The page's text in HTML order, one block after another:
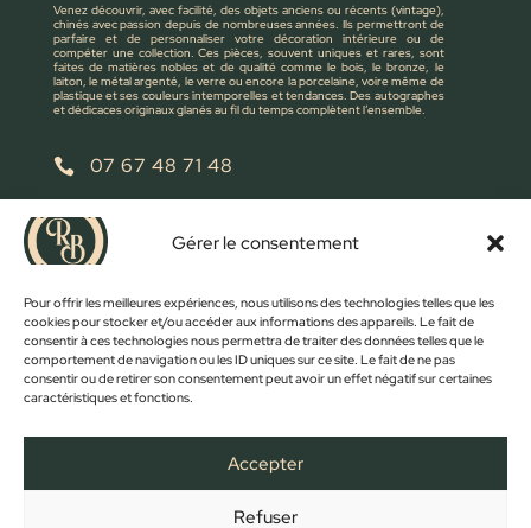
Gérer le consentement
Pour offrir les meilleures expériences, nous utilisons des technologies telles que les
cookies pour stocker et/ou accéder aux informations des appareils. Le fait de
consentir à ces technologies nous permettra de traiter des données telles que le
comportement de navigation ou les ID uniques sur ce site. Le fait de ne pas
consentir ou de retirer son consentement peut avoir un effet négatif sur certaines
caractéristiques et fonctions.
Accepter
Refuser
Venez découvrir, avec facilité, des objets anciens ou récents (vintage),
chinés avec passion depuis de nombreuses années. Ils permettront de
parfaire et de personnaliser votre décoration intérieure ou de
compéter une collection. Ces pièces, souvent uniques et rares, sont
faites de matières nobles et de qualité comme le bois, le bronze, le
laiton, le métal argenté, le verre ou encore la porcelaine, voire même de
plastique et ses couleurs intemporelles et tendances. Des autographes
et dédicaces originaux glanés au fil du temps complètent l’ensemble.
 07 67 48 71 48
 retrobroc85@gmail.com
NOUS ÉCRIRE
BOUTIQUE